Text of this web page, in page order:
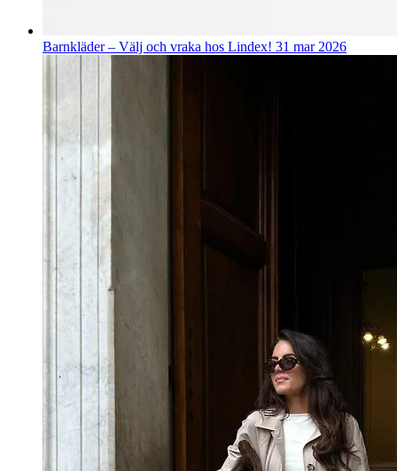
Barnkläder – Välj och vraka hos Lindex! 31 mar 2026